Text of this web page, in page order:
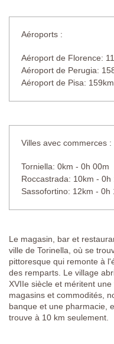
Aéroports :
Aéroport de Florence:
Aéroport de Perugia:
Aéroport de Pisa:
Villes avec commerces :
Torniella: 0km - 0h 00m
Roccastrada: 10km - 0h
Sassofortino: 12km - 0h
Le magasin, bar et
ville de Torinella, où se
pittoresque qui remonte à
des remparts. Le village
XVIIe siècle et méritent
magasins et commodités,
banque et une pharmacie,
trouve à 10 km seulement.